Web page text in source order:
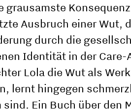
grausamste
Ausbruch einer Wut,
durch die
Identität in der
Lola die Wut als
lernt hingegen
Ein Buch über den